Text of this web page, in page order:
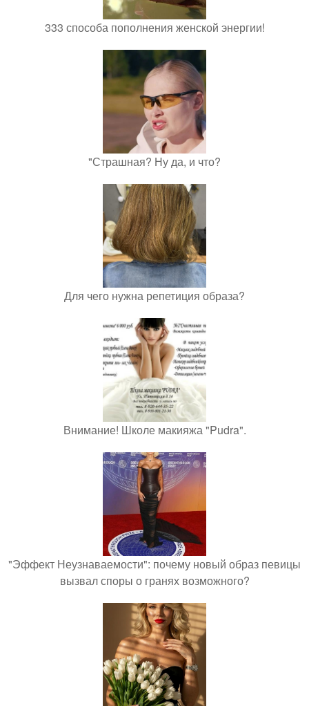
333 способа пополнения женской энергии!
"Страшная? Ну да, и что?
Для чего нужна репетиция образа?
Внимание! Школе макияжа "Pudra".
"Эффект Неузнаваемости": почему новый образ певицы
вызвал споры о гранях возможного?